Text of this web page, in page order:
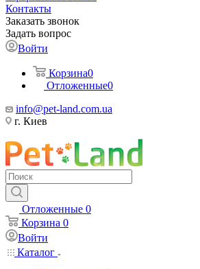
Контакты
Заказать звонок
Задать вопрос
Войти
Корзина0
Отложенные0
info@pet-land.com.ua
г. Киев
Отложенные 0
Корзина 0
Войти
Каталог